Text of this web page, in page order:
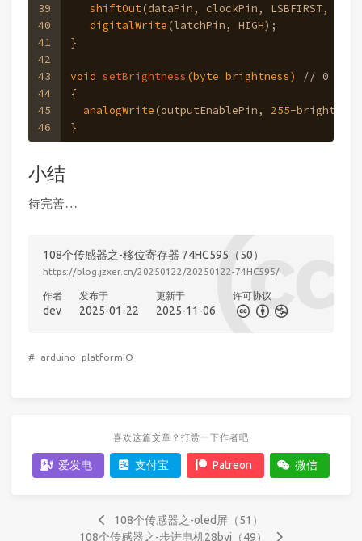
39
40
41
42
43
44
45
46
shiftOut(dataPin, clockPin, LSBFIRST,
digitalWrite (latchPin, HIGH);
}
void setBrightness (byte brightness)
// 0 to
{
analogWrite (outputEnablePin, 255-
}
小结
待完善…
108个传感器之-移位寄存器 74HC595（50）
https://blog.jzxer.cn/20250122/20250122-74HC595/
作者
dev
发布于
2025-01-22
更新于
2025-11-06
许可协议
# arduino platformIO
喜欢这篇文章？打赏一下作者吧
爱发电 支付宝 Patreon 微信
108个传感器之-oled屏（51）
108个传感器之-步进电机28byj（49）